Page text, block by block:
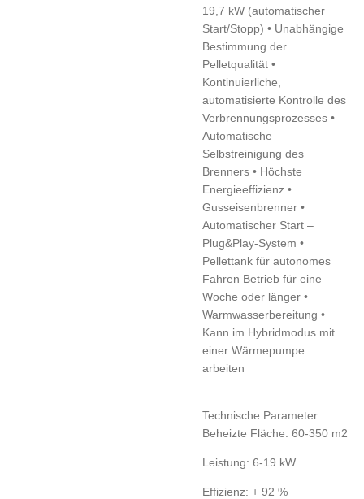
19,7 kW (automatischer
Start/Stopp) • Unabhängige
Bestimmung der
Pelletqualität •
Kontinuierliche,
automatisierte Kontrolle des
Verbrennungsprozesses •
Automatische
Selbstreinigung des
Brenners • Höchste
Energieeffizienz •
Gusseisenbrenner •
Automatischer Start –
Plug&Play-System •
Pellettank für autonomes
Fahren Betrieb für eine
Woche oder länger •
Warmwasserbereitung •
Kann im Hybridmodus mit
einer Wärmepumpe
arbeiten
Technische Parameter:
Beheizte Fläche: 60-350 m2
Leistung: 6-19 kW
Effizienz: + 92 %